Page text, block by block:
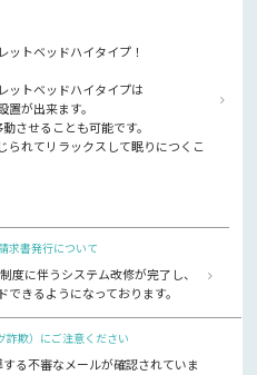
トベッドハイタイプ！
トベッドハイタイプは
が出来ます。
させることも可能です。
られてリラックスして眠りにつくこ
求書発行について
度に伴うシステム改修が完了し、
きるようになっております。
詐欺）にご注意ください
る不審なメールが確認されていま